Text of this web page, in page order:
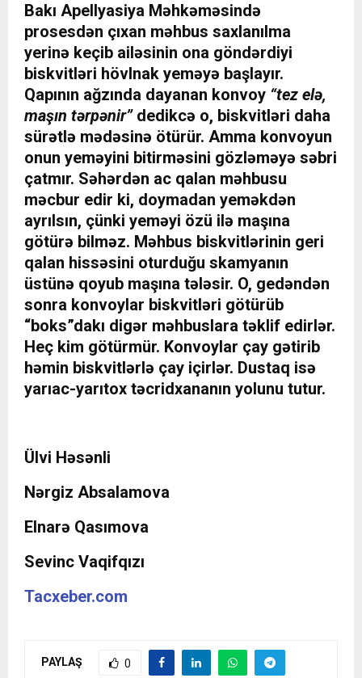
Bakı Apellyasiya Məhkəməsində
prosesdən çıxan məhbus saxlanılma
yerinə keçib ailəsinin ona göndərdiyi
biskvitləri hövlnak yeməyə başlayır.
Qapının ağzında dayanan konvoy “tez elə,
maşın tərpənir”dedikcə o, biskvitləri daha
sürətlə mədəsinə ötürür. Amma konvoyun
onun yeməyini bitirməsini gözləməyə səbri
çatmır. Səhərdən ac qalan məhbusu
məcbur edir ki, doymadan yeməkdən
ayrılsın, çünki yeməyi özü ilə maşına
götürə bilməz. Məhbus biskvitlərinin geri
qalan hissəsini oturduğu skamyanın
üstünə qoyub maşına tələsir. O, gedəndən
sonra konvoylar biskvitləri götürüb
“boks”dakı digər məhbuslara təklif edirlər.
Heç kim götürmür. Konvoylar çay gətirib
həmin biskvitlərlə çay içirlər. Dustaq isə
yarıac-yarıtox təcridxananın yolunu tutur.
Ülvi Həsənli
Nərgiz Absalamova
Elnarə Qasımova
Sevinc Vaqifqızı
Tacxeber.com
PAYLAŞ 0